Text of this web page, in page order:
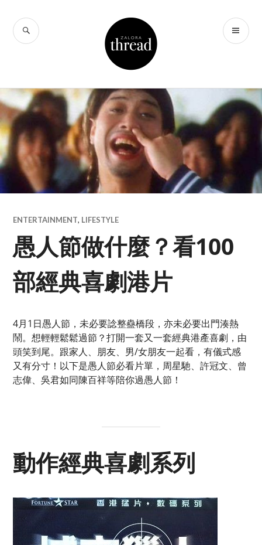
content
THREAD by
ZALORA Hong
Kong
SEARCH
ENTERTAINMENT, LIFESTYLE
愚人節做什麼？看100
部經典喜劇港片
4月1日愚人節，未必要諗整蠱橋段，亦未必要出門湊熱
鬧。想輕輕鬆鬆過節？打開一套又一套經典港產喜劇，由
頭笑到尾。跟家人、朋友、男/女朋友一起看，有儀式感
又有分寸！以下是愚人節必看片單，周星馳、許冠文、曾
志偉、吳君如同陳百祥等陪你過愚人節！
動作經典喜劇系列